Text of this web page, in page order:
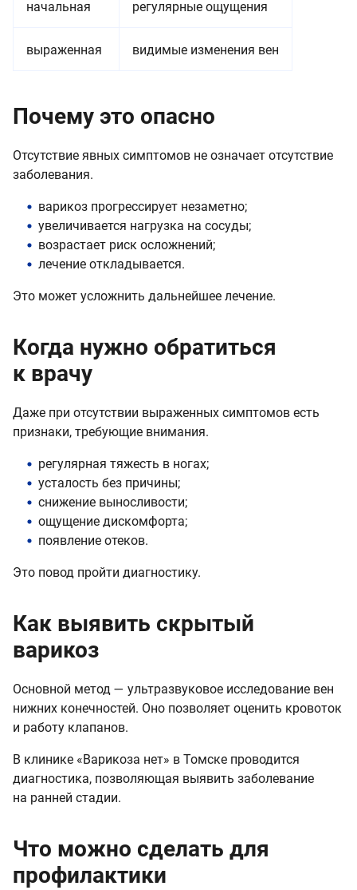
начальная регулярные ощущения
выраженная видимые изменения вен
Почему это опасно
Отсутствие явных симптомов не означает отсутствие
заболевания.
варикоз прогрессирует незаметно;
увеличивается нагрузка на сосуды;
возрастает риск осложнений;
лечение откладывается.
Это может усложнить дальнейшее лечение.
Когда нужно обратиться
к врачу
Даже при отсутствии выраженных симптомов есть
признаки, требующие внимания.
регулярная тяжесть в ногах;
усталость без причины;
снижение выносливости;
ощущение дискомфорта;
появление отеков.
Это повод пройти диагностику.
Как выявить скрытый
варикоз
Основной метод — ультразвуковое исследование вен
нижних конечностей. Оно позволяет оценить кровоток
и работу клапанов.
В клинике «Варикоза нет» в Томске проводится
диагностика, позволяющая выявить заболевание
на ранней стадии.
Что можно сделать для
профилактики